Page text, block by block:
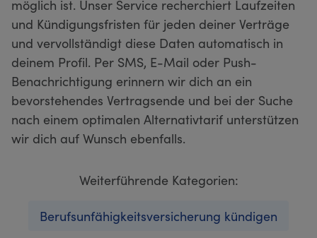
möglich ist. Unser Service recherchiert Laufzeiten
und Kündigungsfristen für jeden deiner Verträge
und vervollständigt diese Daten automatisch in
deinem Profil. Per SMS, E-Mail oder Push-
Benachrichtigung erinnern wir dich an ein
bevorstehendes Vertragsende und bei der Suche
nach einem optimalen Alternativtarif unterstützen
wir dich auf Wunsch ebenfalls.
Weiterführende Kategorien:
Berufsunfähigkeitsversicherung kündigen